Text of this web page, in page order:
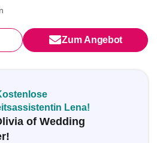
Zum Angebot
Lena!
of Wedding